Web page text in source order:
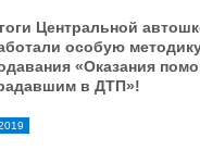
Центральной
особую
«Оказания
в ДТП»!